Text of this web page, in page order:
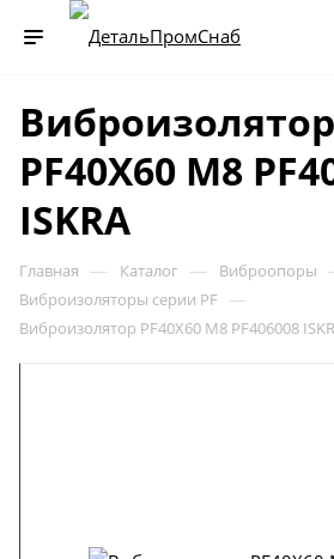
Виброизолятор
PF40X60 M8
ISKRA
Главная — Каталог — Виброопоры
Виброизоляторы серии PF —
Виброизолятор PF40X60 M8 PF406008